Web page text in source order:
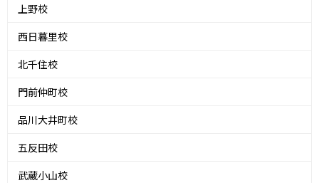
上野校
西日暮里校
北千住校
門前仲町校
品川大井町校
五反田校
武蔵小山校